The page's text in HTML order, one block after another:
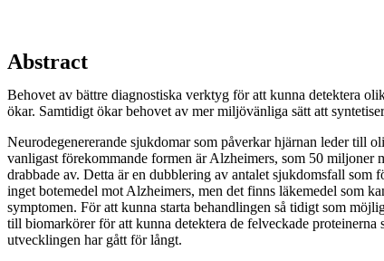
Abstract
Behovet av bättre diagnostiska verktyg för att kunna detektera
ökar. Samtidigt ökar behovet av mer miljövänliga sätt att
Neurodegenererande sjukdomar som påverkar hjärnan leder till
vanligast förekommande formen är Alzheimers, som 50 miljoner
drabbade av. Detta är en dubblering av antalet sjukdomsfall som
inget botemedel mot Alzheimers, men det finns läkemedel som
symptomen. För att kunna starta behandlingen så tidigt som
till biomarkörer för att kunna detektera de felveckade proteinerna
utvecklingen har gått för långt.